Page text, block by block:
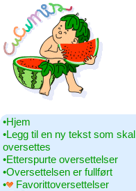
•‎Hjem
•‎Legg til en ny tekst som skal
oversettes
•‎Etterspurte oversettelser
•‎Oversettelsen er fullført
•‎
Favorittoversettelser